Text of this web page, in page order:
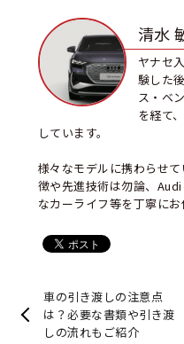
清水
ヤナセ
験した
ス・ベ
を経て
しています。
様々なモデルに携わらせ
徴や先進技術は勿論、
なカーライフ等を丁寧にお
車の引き渡しの注意点
は？必要な書類や引き渡
しの流れもご紹介